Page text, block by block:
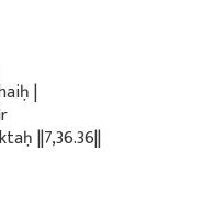
|
||7,36.36||